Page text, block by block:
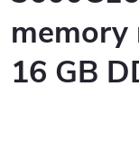
memory
16 GB